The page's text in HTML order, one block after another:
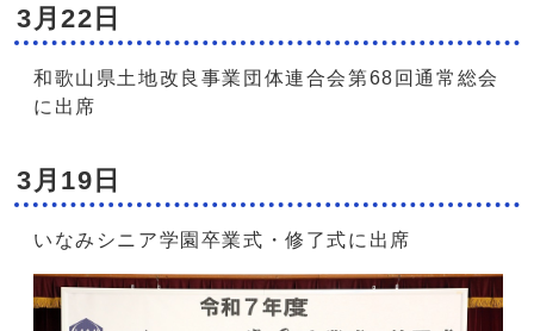
3月22日
和歌山県土地改良事業団体連合会第68回通常総会
に出席
3月19日
いなみシニア学園卒業式・修了式に出席